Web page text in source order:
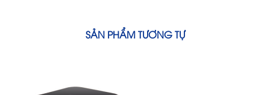
SẢN PHẨM TƯƠNG TỰ